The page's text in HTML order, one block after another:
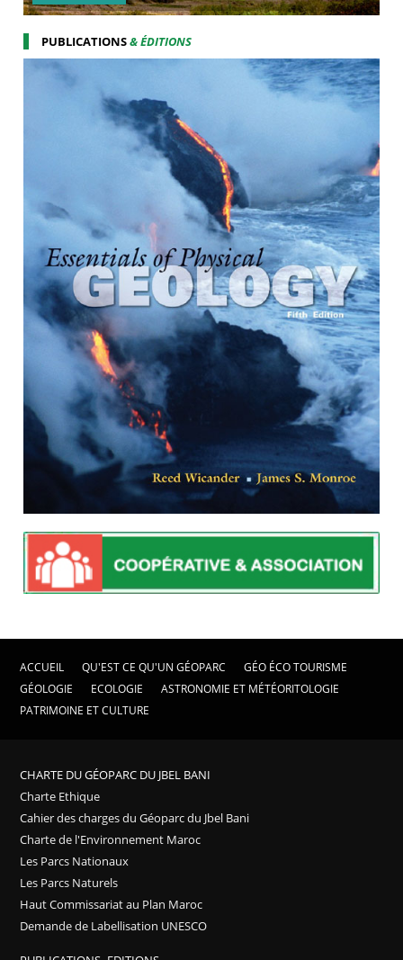
PUBLICATIONS& ÉDITIONS
ACCUEIL QU'EST CE QU'UN GÉOPARC
GÉO ÉCO TOURISME
GÉOLOGIE
ECOLOGIE
ASTRONOMIE ET MÉTÉORITOLOGIE
PATRIMOINE ET CULTURE
CHARTE DU GÉOPARC DU JBEL BANI
Charte Ethique
Cahier des charges du Géoparc du Jbel Bani
Charte de l'Environnement Maroc
Les Parcs Nationaux
Les Parcs Naturels
Haut Commissariat au Plan Maroc
Demande de Labellisation UNESCO